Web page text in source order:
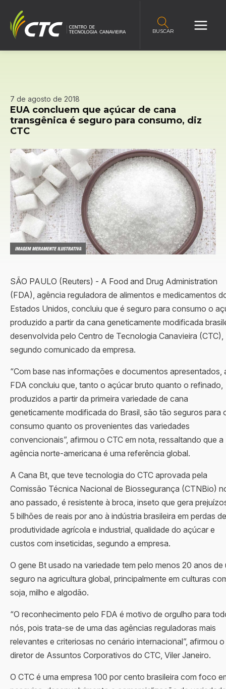
BUSCAR
7 de agosto de 2018
EUA concluem que açúcar de cana
transgênica é seguro para consumo, diz
CTC
SÃO PAULO (Reuters) - A Food and Drug Administration
(FDA), agência reguladora de alimentos e medicamentos
Estados Unidos, concluiu que é seguro para consumo o
produzido a partir da cana geneticamente modificada
desenvolvida pelo Centro de Tecnologia Canavieira (CTC),
segundo comunicado da empresa.
“Com base nas informações e documentos apresentados,
FDA concluiu que, tanto o açúcar bruto quanto o refinado,
produzidos a partir da primeira variedade de cana
geneticamente modificada do Brasil, são tão seguros para
consumo quanto os provenientes das variedades
convencionais”, afirmou o CTC em nota, ressaltando que a
agência norte-americana é uma referência global.
A Cana Bt, que teve tecnologia do CTC aprovada pela
Comissão Técnica Nacional de Biossegurança (CTNBio)
ano passado, é resistente à broca, inseto que gera
5 bilhões de reais por ano à indústria brasileira em perdas de
produtividade agrícola e industrial, qualidade do açúcar e
custos com inseticidas, segundo a empresa.
O gene Bt usado na variedade tem pelo menos 20 anos de
seguro na agricultura global, principalmente em culturas
soja, milho e algodão.
“O reconhecimento pelo FDA é motivo de orgulho para
nós, pois trata-se de uma das agências reguladoras mais
relevantes e criteriosas no cenário internacional”, afirmou o
diretor de Assuntos Corporativos do CTC, Viler Janeiro.
O CTC é uma empresa 100 por cento brasileira com foco